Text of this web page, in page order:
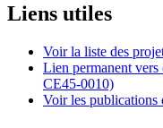
Liens utiles
Voir la liste des
Lien permanent
CE45-0010)
Voir les